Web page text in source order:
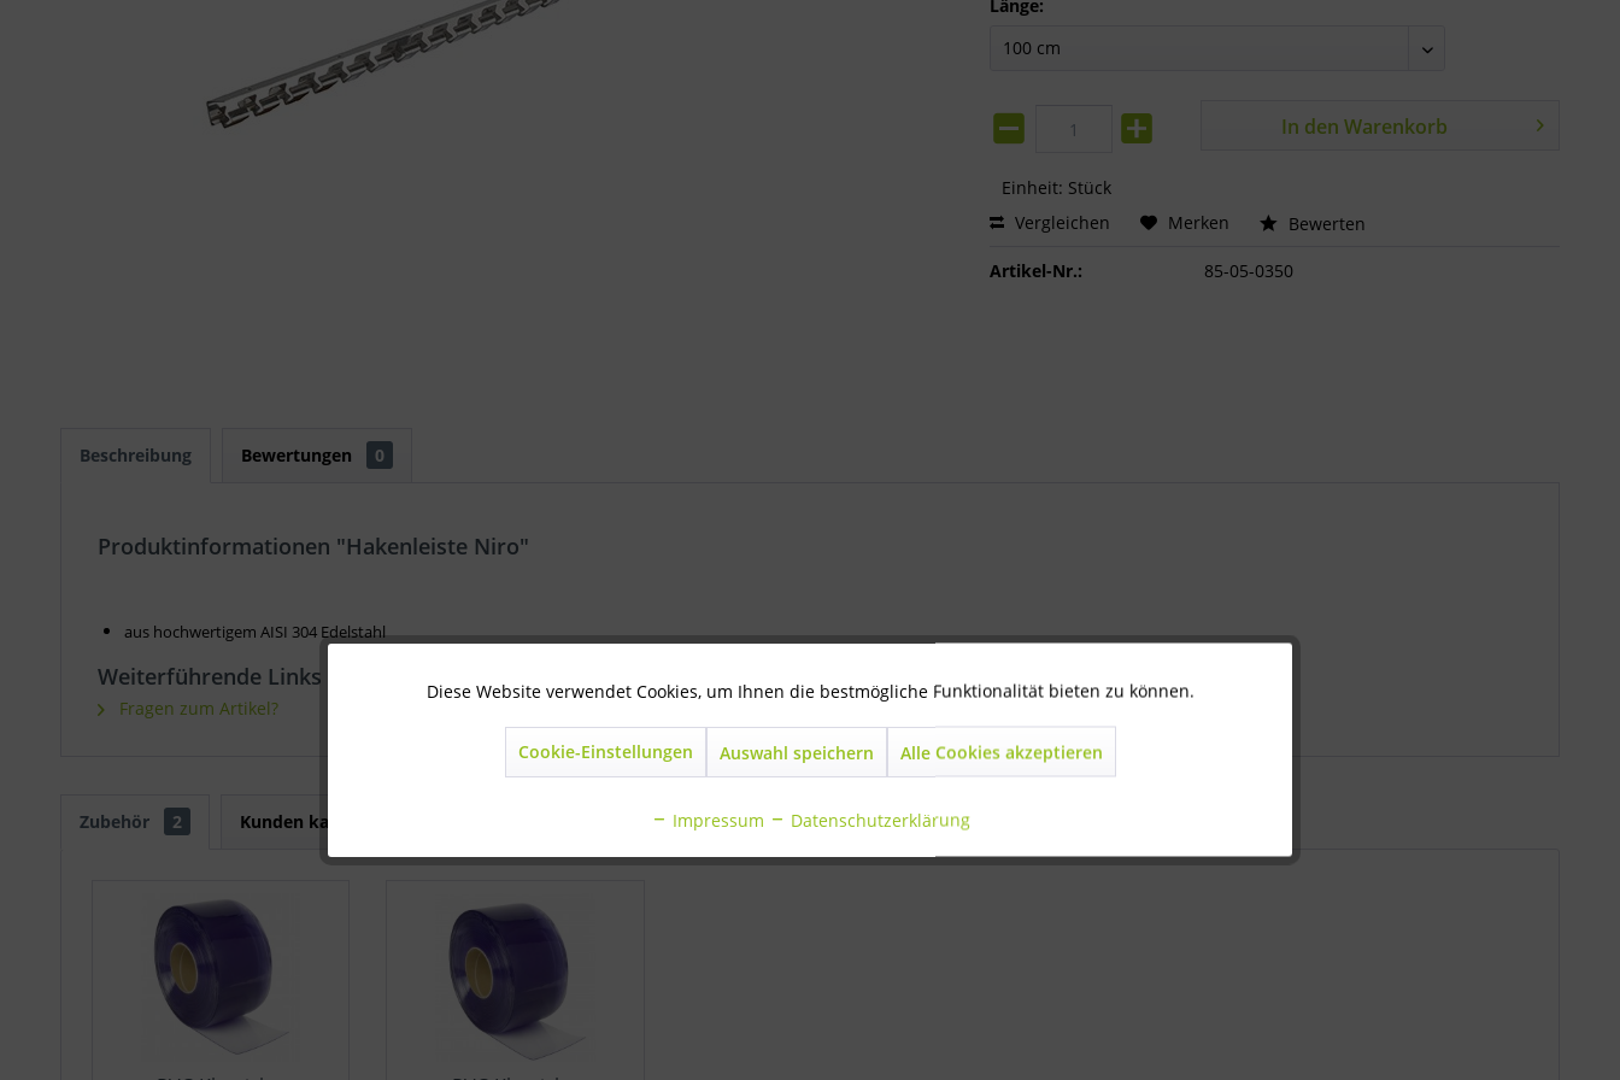
Länge:
Einheit: Stück
In den Warenkorb
Vergleichen Merken Bewerten
Artikel-Nr.: 85-05-0350
Beschreibung Bewertungen 0
Produktinformationen "Hakenleiste Niro"
aus hochwertigem AISI 304 Edelstahl
Weiterführende Links zu "Hakenleiste Niro"
Fragen zum Artikel?
Zubehör 2 Kunden kauften auch Kunden haben sich ebenfalls angesehen
Technisch notwendig Aktiv
Diese Website verwendet Cookies, um Ihnen die bestmögliche Funktionalität bieten zu können.
Cookie-Einstellungen Auswahl speichern Alle Cookies akzeptieren
Impressum Datenschutzerklärung